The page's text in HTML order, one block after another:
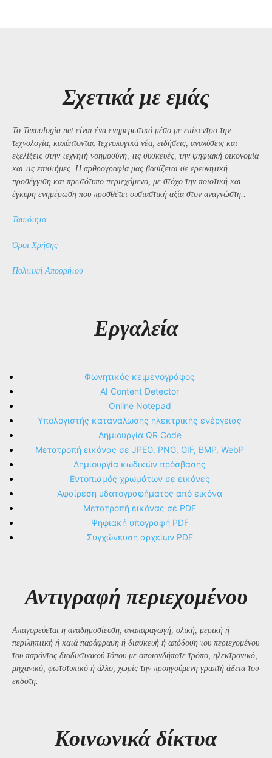
Σχετικά με εμάς
Το Texnologia.net είναι ένα ενημερωτικό μέσο με επίκεντρο την
τεχνολογία, καλύπτοντας τεχνολογικά νέα, ειδήσεις, αναλύσεις και
εξελίξεις στην τεχνητή νοημοσύνη, τις συσκευές, την ψηφιακή οικονομία
και τις επιστήμες. Η αρθρογραφία μας βασίζεται σε ερευνητική
προσέγγιση και πρωτότυπο περιεχόμενο, με στόχο την ποιοτική και
έγκυρη ενημέρωση που προσθέτει ουσιαστική αξία στον αναγνώστη..
Ταυτότητα
Όροι Χρήσης
Πολιτική Απορρήτου
Εργαλεία
Φωνητικός κειμενογράφος
AI Content Detector
Online Notepad
Υπολογιστής κατανάλωσης ηλεκτρικής ενέργειας
Δημιουργία QR Code
Μετατροπή εικόνας σε JPEG, PNG, GIF, BMP, WebP
Δημιουργία κωδικών πρόσβασης
Εντοπισμός χρωμάτων σε εικόνες
Αφαίρεση υδατογραφήματος από εικόνα
Μετατροπή εικόνας σε PDF
Ψηφιακή υπογραφή PDF
Συγχώνευση αρχείων PDF
Αντιγραφή περιεχομένου
Απαγορεύεται η αναδημοσίευση, αναπαραγωγή, ολική, μερική ή
περιληπτική ή κατά παράφραση ή διασκευή ή απόδοση του περιεχομένου
του παρόντος διαδικτυακού τόπου με οποιονδήποτε τρόπο, ηλεκτρονικό,
μηχανικό, φωτοτυπικό ή άλλο, χωρίς την προηγούμενη γραπτή άδεια του
εκδότη.
Kοινωνικά δίκτυα